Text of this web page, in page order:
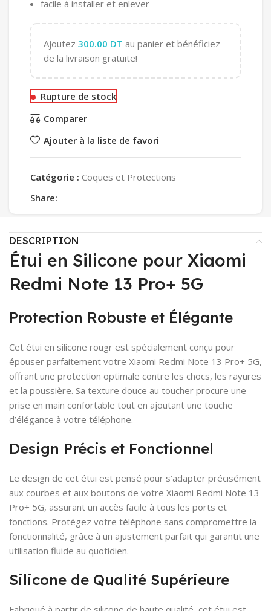
facile à installer et enlever
Ajoutez 300.00 DT au panier et bénéficiez
de la livraison gratuite!
Rupture de stock
Comparer
Ajouter à la liste de favori
Catégorie : Coques et Protections
Share:
DESCRIPTION
Étui en Silicone pour Xiaomi
Redmi Note 13 Pro+ 5G
Protection Robuste et Élégante
Cet étui en silicone rougr est spécialement conçu pour
épouser parfaitement votre Xiaomi Redmi Note 13 Pro+ 5G,
offrant une protection optimale contre les chocs, les rayures
et la poussière. Sa texture douce au toucher procure une
prise en main confortable tout en ajoutant une touche
d’élégance à votre téléphone.
Design Précis et Fonctionnel
Le design de cet étui est pensé pour s’adapter précisément
aux courbes et aux boutons de votre Xiaomi Redmi Note 13
Pro+ 5G, assurant un accès facile à tous les ports et
fonctions. Protégez votre téléphone sans compromettre la
fonctionnalité, grâce à un ajustement parfait qui garantit une
utilisation fluide au quotidien.
Silicone de Qualité Supérieure